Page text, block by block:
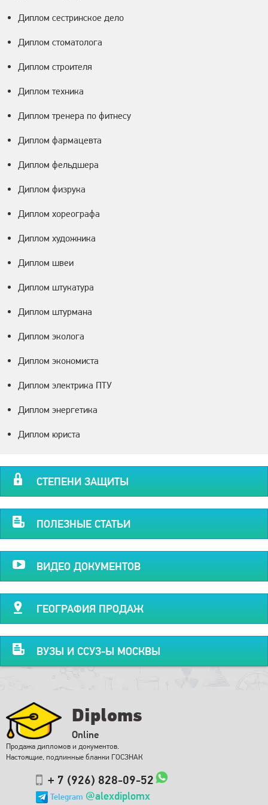
Диплом сестринское дело
Диплом стоматолога
Диплом строителя
Диплом техника
Диплом тренера по фитнесу
Диплом фармацевта
Диплом фельдшера
Диплом физрука
Диплом хореографа
Диплом художника
Диплом швеи
Диплом штукатура
Диплом штурмана
Диплом эколога
Диплом экономиста
Диплом электрика ПТУ
Диплом энергетика
Диплом юриста
СТЕПЕНИ ЗАЩИТЫ
ПОЛЕЗНЫЕ СТАТЬИ
ВИДЕО ДОКУМЕНТОВ
ГЕОГРАФИЯ ПРОДАЖ
ВУЗЫ И ССУЗ-Ы МОСКВЫ
Diploms
Online
Продажа дипломов и документов.
Настоящие, подлинные бланки ГОСЗНАК
+ 7 (926) 828-09-52
Telegram @alexdiplomx